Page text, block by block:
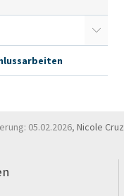
05.02.2026,Nicole Cruz